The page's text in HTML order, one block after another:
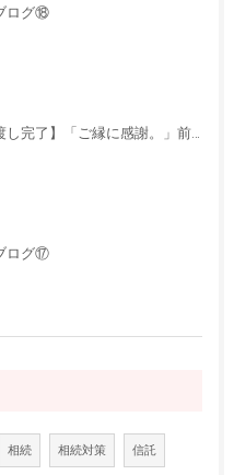
ログ⑱
【無事にお引渡し完了】「ご縁に感謝。」前回ご紹介した中古一戸建てのお引渡しが終了しました
ログ⑰
相続 相続対策 信託